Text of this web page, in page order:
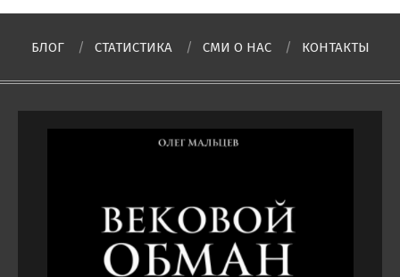
БЛОГ СТАТИСТИКА СМИ О НAC КОНТАКТЫ